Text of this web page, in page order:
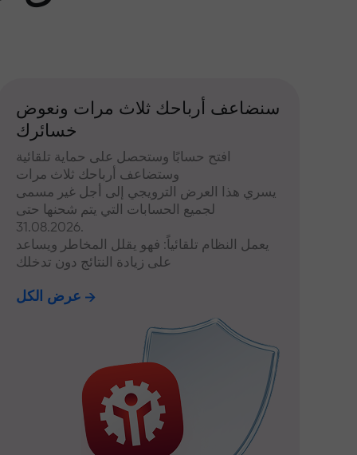
سنضاعف أرباحك ثلاث مرات ونعوض
خسائرك
افتح حسابًا وستحصل على حماية تلقائية
وستضاعف أرباحك ثلاث مرات
يسري هذا العرض الترويجي إلى أجل غير مسمى
لجميع الحسابات التي يتم شحنها حتى
31.08.2026.
يعمل النظام تلقائياً: فهو يقلل المخاطر ويساعد
على زيادة النتائج دون تدخلك
عرض الكل